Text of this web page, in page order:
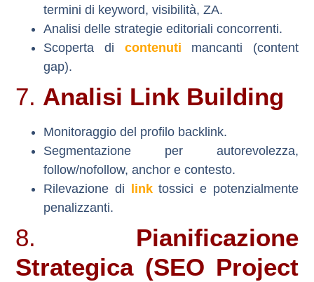
termini di keyword, visibilità, ZA.
Analisi delle strategie editoriali concorrenti.
Scoperta di contenuti mancanti (content
gap).
7. Analisi Link Building
Monitoraggio del profilo backlink.
Segmentazione per autorevolezza,
follow/nofollow, anchor e contesto.
Rilevazione di
linktossici e potenzialmente
penalizzanti.
8. Pianificazione
Strategica (SEO Project